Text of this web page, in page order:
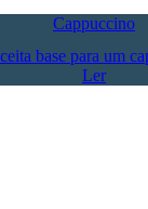
Cappuccino
base para um
Ler